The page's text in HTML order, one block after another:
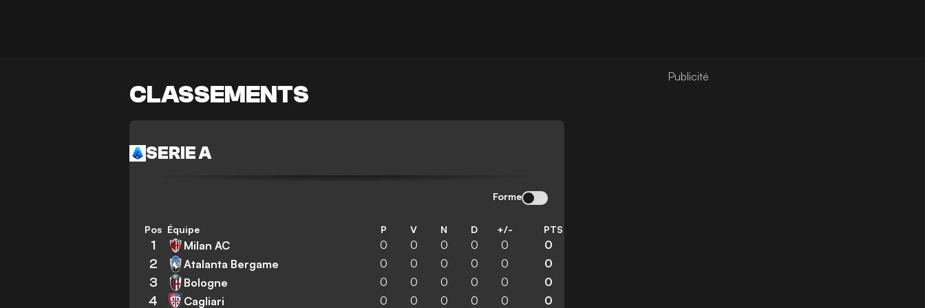
CLASSEMENTS
SERIE A
Forme
Pos Équipe P V N D +/- PTS
1 Milan AC 0 0 0 0 0 0
2 Atalanta Bergame 0 0 0 0 0 0
3 Bologne 0 0 0 0 0 0
4 Cagliari 0 0 0 0 0 0